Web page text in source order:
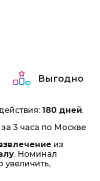
Выгодно
180 дней.
за 3 часа по Москве
из
. Номинал
увеличить,